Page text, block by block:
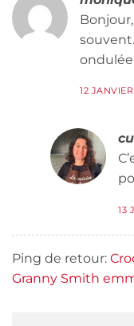
Bonjour,
12
13
Ping de retour:
Granny Smith